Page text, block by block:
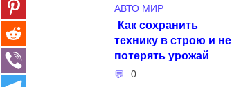
АВТО МИР
Как сохранить
технику в строю и не
потерять урожай
0